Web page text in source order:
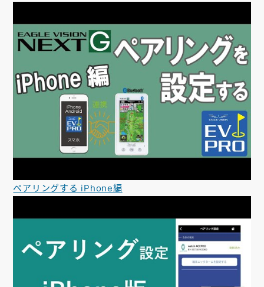
ペアリングする iPhone編